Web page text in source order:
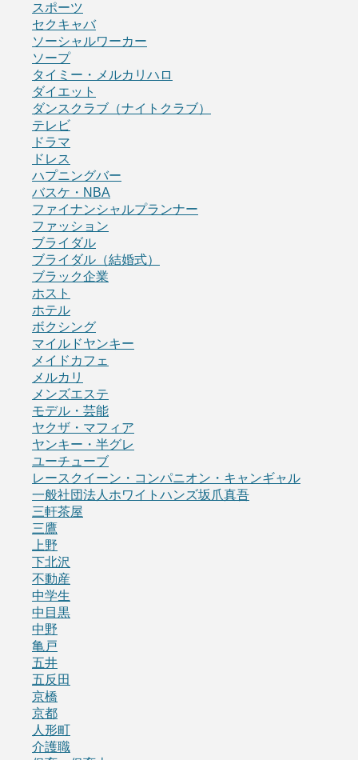
スポーツ
セクキャバ
ソーシャルワーカー
ソープ
タイミー・メルカリハロ
ダイエット
ダンスクラブ（ナイトクラブ）
テレビ
ドラマ
ドレス
ハプニングバー
バスケ・NBA
ファイナンシャルプランナー
ファッション
ブライダル
ブライダル（結婚式）
ブラック企業
ホスト
ホテル
ボクシング
マイルドヤンキー
メイドカフェ
メルカリ
メンズエステ
モデル・芸能
ヤクザ・マフィア
ヤンキー・半グレ
ユーチューブ
レースクイーン・コンパニオン・キャンギャル
一般社団法人ホワイトハンズ坂爪真吾
三軒茶屋
三鷹
上野
下北沢
不動産
中学生
中目黒
中野
亀戸
五井
五反田
京橋
京都
人形町
介護職